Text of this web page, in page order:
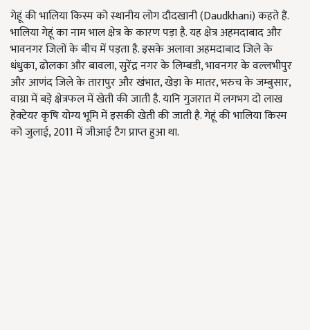
गेहूं की भालिया किस्म को स्थानीय लोग दौदखानी (Daudkhani) कहते हैं.
भालिया गेहूं का नाम भाल क्षेत्र के कारण पड़ा है. यह क्षेत्र अहमदाबाद और
भावनगर जिलों के बीच में पड़ता है. इसके अलावा अहमदाबाद जिले के
धंधुका, ढोलका और बावला, सुरेंद्र नगर के लिम्बडी, भावनगर के वल्लभीपुर
और आणंद जिले के तारापुर और खंभात, खेड़ा के मातर, भरुच के जम्बुसार,
वाग्रा में बड़े क्षेत्रफल में खेती की जाती है. यानि गुजरात में लगभग दो लाख
हेक्टेयर कृषि योग्य भूमि में इसकी खेती की जाती है. गेहूं की भालिया किस्म
को जुलाई, 2011 में जीआई टैग प्राप्त हुआ था.